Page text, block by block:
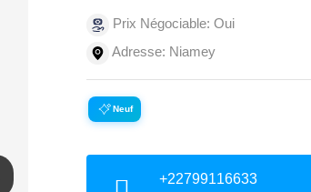
Prix Négociable: Oui
Adresse: Niamey
Neuf
+22799116633